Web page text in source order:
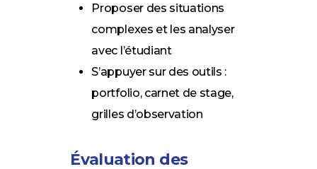
Proposer des situations
complexes et les analyser
avec l’étudiant
S’appuyer sur des outils :
portfolio, carnet de stage,
grilles d’observation
Évaluation des